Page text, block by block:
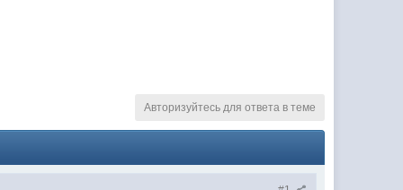
Авторизуйтесь для ответа в теме